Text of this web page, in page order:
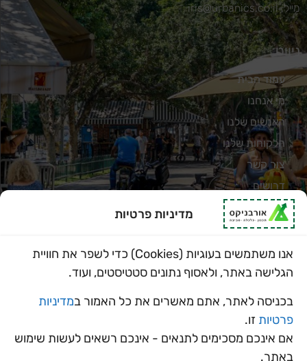
מדיניות פרטיות
אנו משתמשים בעוגיות (Cookies) כדי לשפר את חוויית
הגלישה באתר, ולאסוף נתונים סטטיסטים, ועוד.
בכניסה לאתר, אתם מאשרים את כל האמור במדיניות
פרטיות זו.
אם אינכם מסכימים לתנאים - אינכם רשאים לעשות שימוש
באתר.
מייל: iris@urbanics.co.il
ניווט
עמוד הבית
מי אנחנו
האנשים שלנו
הלקוחות שלנו
צור קשר
דרושים
מדיניות פרטיות
תכנון עירוני ואזורי
סביבה וקיימות